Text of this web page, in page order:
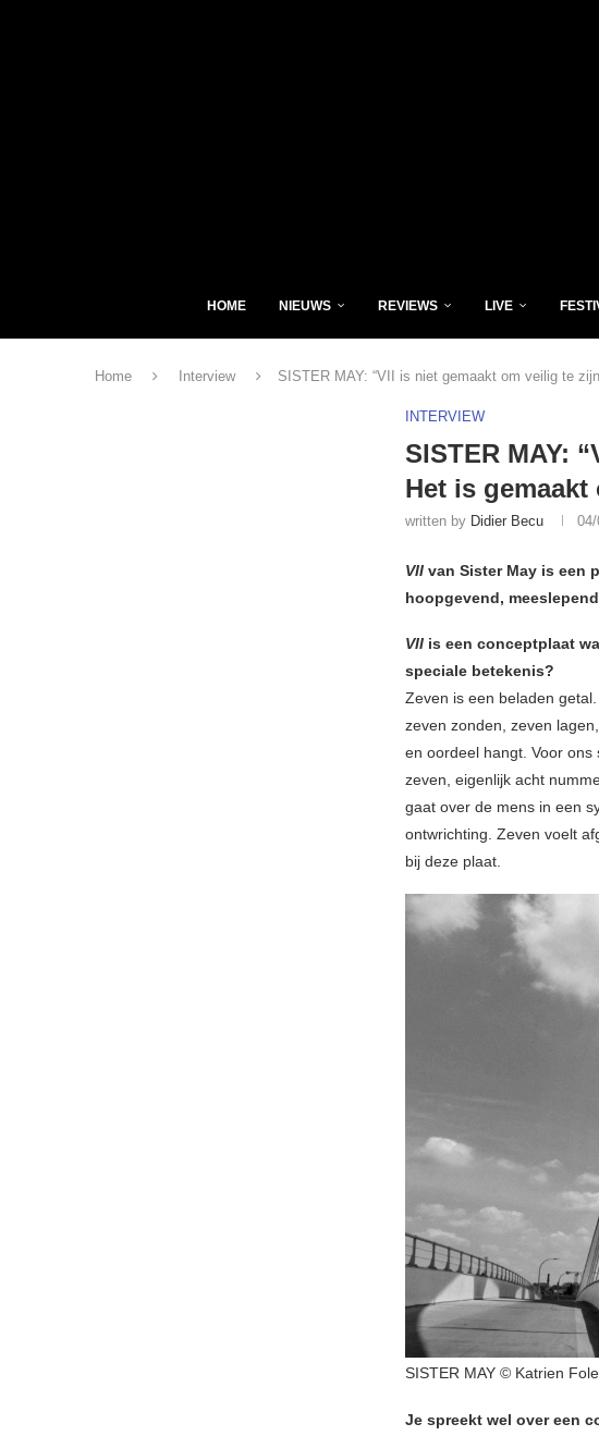
HOME NIEUWS REVIEWS LIVE
Home Interview SISTER MAY: “VII is niet gemaakt om veilig te
INTERVIEW
SISTER MAY:
Het is
written by Didier Becu
VII van Sister May is een
hoopgevend,
VII is een conceptplaat
speciale betekenis?
Zeven is een beladen
zeven zonden, zeven
en oordeel hangt. Voor
zeven, eigenlijk acht
gaat over de mens in een
ontwrichting. Zeven voelt
bij deze plaat.
SISTER MAY © Katrien
Je spreekt wel over een